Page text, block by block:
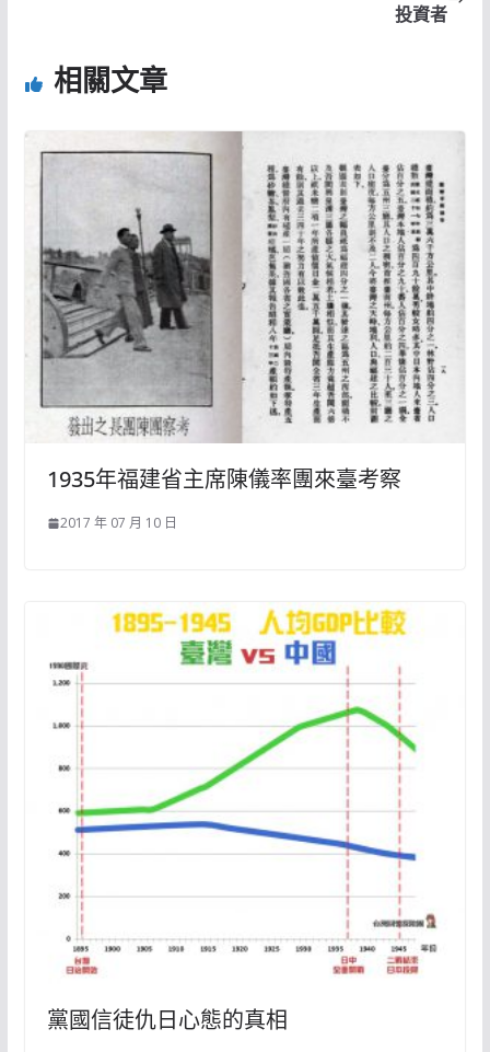
投資者
相關文章
1935年福建省主席陳儀率團來臺考察
2017 年 07 月 10 日
黨國信徒仇日心態的真相